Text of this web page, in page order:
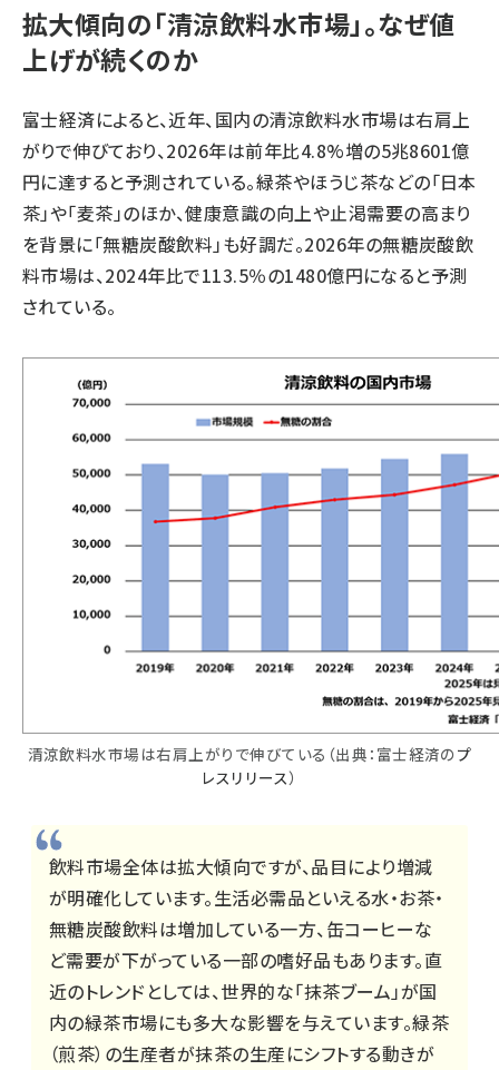
拡大傾向の「清涼飲料水市場」。なぜ値
上げが続くのか
富士経済によると、近年、国内の清涼飲料水市場は右肩上
がりで伸びており、2026年は前年比4.8%増の5兆8601億
円に達すると予測されている。緑茶やほうじ茶などの「日本
茶」や「麦茶」のほか、健康意識の向上や止渇需要の高まり
を背景に「無糖炭酸飲料」も好調だ。2026年の無糖炭酸飲
料市場は、2024年比で113.5％の1480億円になると予測
されている。
清涼飲料水市場は右肩上がりで伸びている（出典：富士経済の プ
レスリリース）
飲料市場全体は拡大傾向ですが、品目により増減
が明確化しています。生活必需品といえる水・お茶・
無糖炭酸飲料は増加している一方、缶コーヒーな
ど需要が下がっている一部の嗜好品もあります。直
近のトレンドとしては、世界的な「抹茶ブーム」が国
内の緑茶市場にも多大な影響を与えています。緑茶
（煎茶）の生産者が抹茶の生産にシフトする動きが